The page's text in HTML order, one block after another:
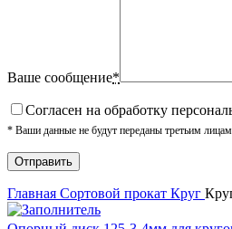
Ваше сообщение*
Cогласен на обработку
* Ваши данные не будут переданы третьим лицам.
Главная Сортовой прокат Круг